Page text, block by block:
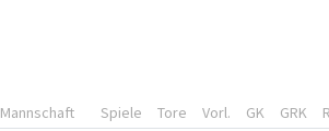
Mannschaft Spiele Tore Vorl. GK GRK